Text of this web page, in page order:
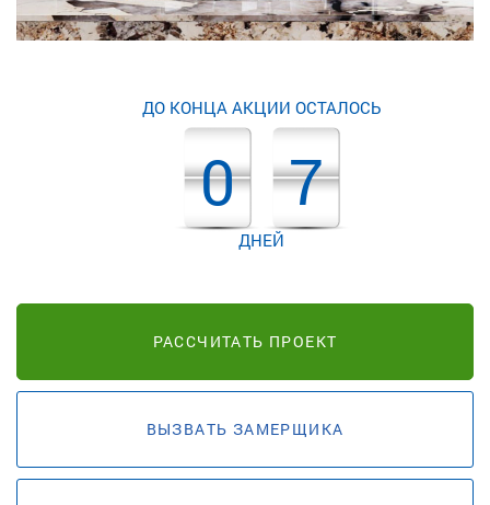
ДО КОНЦА АКЦИИ ОСТАЛОСЬ
0 7
ДНЕЙ
РАССЧИТАТЬ ПРОЕКТ
ВЫЗВАТЬ ЗАМЕРЩИКА